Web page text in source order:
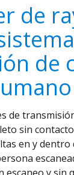
de
de
de
sin
en y dentro